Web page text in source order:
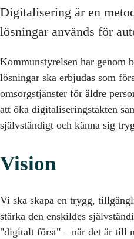
Digitalisering är en
lösningar används för
Kommunstyrelsen har genom
lösningar ska erbjudas som
omsorgstjänster för äldre
att öka digitaliseringstakten
självständigt och känna sig
Vision
Vi ska skapa en trygg,
stärka den enskildes
"digitalt först" – när det är till